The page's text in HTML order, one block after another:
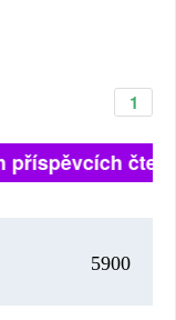
1
příspěvcích
5900